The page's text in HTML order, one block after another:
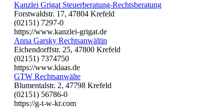
Kanzlei Grigat Steuerberatung-Rechtsberatung
Forstwaldstr. 17, 47804 Krefeld
(02151) 7297-0
https://www.kanzlei-grigat.de
Anna Garsky Rechtsanwältin
Eichendorffstr. 25, 47800 Krefeld
(02151) 7374750
https://www.klaas.de
GTW Rechtsanwälte
Blumentalstr. 2, 47798 Krefeld
(02151) 56786-0
https://g-t-w-kr.com